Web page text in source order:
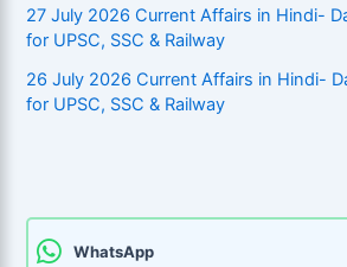
27 July 2026 Current Affairs in Hindi-
for UPSC, SSC & Railway
26 July 2026 Current Affairs in Hindi-
for UPSC, SSC & Railway
WhatsApp